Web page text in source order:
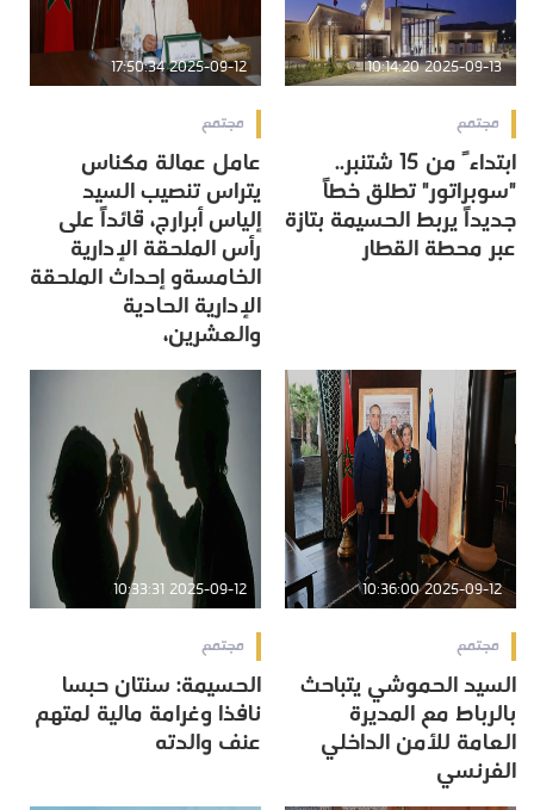
2025-09-13 10:14:20
مجتمع
ابتداءً من 15 شتنبر..
"سوبراتور" تطلق خطاً
جديداً يربط الحسيمة بتازة
عبر محطة القطار
2025-09-12 17:50:34
مجتمع
عامل عمالة مكناس
يتراس تنصيب السيد
إلياس أبرارج، قائداً على
رأس الملحقة الإدارية
الخامسةو إحداث الملحقة
الإدارية الحادية
والعشرين،
2025-09-12 10:36:00
مجتمع
السيد الحموشي يتباحث
بالرباط مع المديرة
العامة للأمن الداخلي
الفرنسي
2025-09-12 10:33:31
مجتمع
الحسيمة: سنتان حبسا
نافذا وغرامة مالية لمتهم
عنف والدته